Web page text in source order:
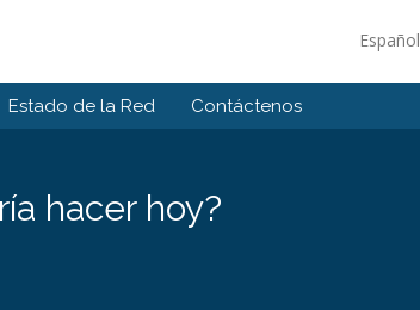
Español
Estado de la Red Contáctenos
hacer hoy?